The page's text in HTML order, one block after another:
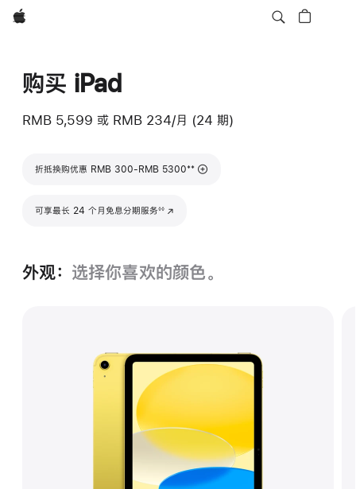
Apple
购买 iPad
RMB 5,599 或 RMB 234/月 (24 期)
折抵换购优惠 RMB 300-RMB 5300脚注
**
可享最长 24 个月免息分期服务◊◊
(在新窗口中打开)
外观： 选择你喜欢的颜色。